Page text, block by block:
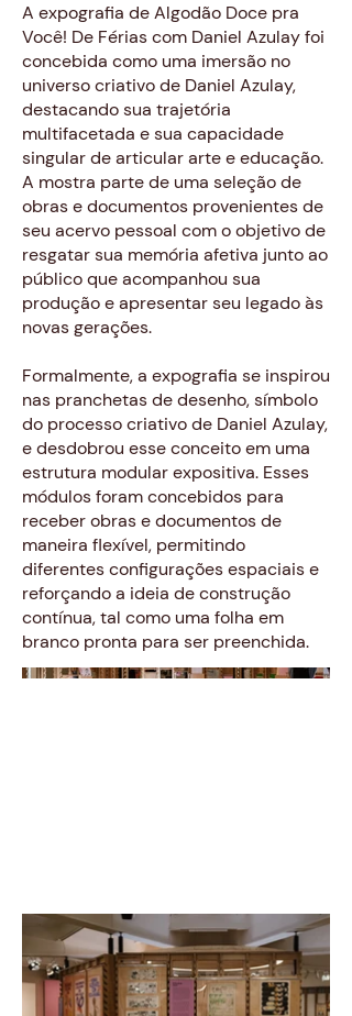
A expografia de Algodão Doce pra
Você! De Férias com Daniel Azulay foi
concebida como uma imersão no
universo criativo de Daniel Azulay,
destacando sua trajetória
multifacetada e sua capacidade
singular de articular arte e educação.
A mostra parte de uma seleção de
obras e documentos provenientes de
seu acervo pessoal com o objetivo de
resgatar sua memória afetiva junto ao
público que acompanhou sua
produção e apresentar seu legado às
novas gerações.
Formalmente, a expografia se inspirou
nas pranchetas de desenho, símbolo
do processo criativo de Daniel Azulay,
e desdobrou esse conceito em uma
estrutura modular expositiva. Esses
módulos foram concebidos para
receber obras e documentos de
maneira flexível, permitindo
diferentes configurações espaciais e
reforçando a ideia de construção
contínua, tal como uma folha em
branco pronta para ser preenchida.